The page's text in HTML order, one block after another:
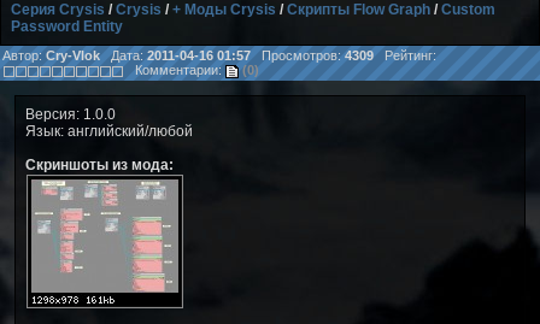
Серия Crysis /Crysis /+ Моды Crysis /Скрипты Flow Graph /Custom
Password Entity
Автор: Cry-VlokДата: 2011-04-16 01:57Просмотров:4309Рейтинг:
Комментарии:
(0)
Версия: 1.0.0
Язык: английский/любой
Скриншоты из мода: